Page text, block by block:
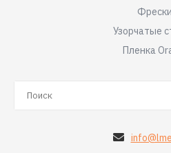
Фрески
Узорчатые
Пленка